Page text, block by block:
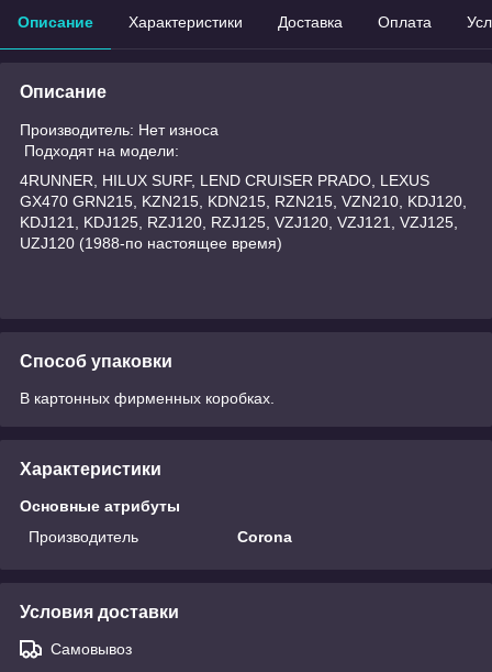
Описание Характеристики Доставка Оплата
Описание
Производитель: Нет износа
Подходят на модели:
4RUNNER, HILUX SURF, LEND CRUISER PRADO, LEXUS
GX470 GRN215, KZN215, KDN215, RZN215, VZN210, KDJ120,
KDJ121, KDJ125, RZJ120, RZJ125, VZJ120, VZJ121, VZJ125,
UZJ120 (1988-по настоящее время)
Способ упаковки
В картонных фирменных коробках.
Характеристики
Основные атрибуты
Производитель
Corona
Условия доставки
Самовывоз